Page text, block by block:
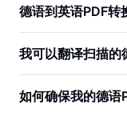
德语到英语PDF转
我可以翻译扫描的
如何确保我的德语